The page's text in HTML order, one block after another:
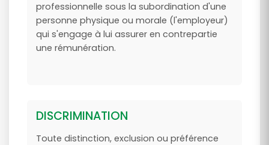
professionnelle sous la subordination d'une
personne physique ou morale (l'employeur)
qui s'engage à lui assurer en contrepartie
une rémunération.
DISCRIMINATION
Toute distinction, exclusion ou préférence